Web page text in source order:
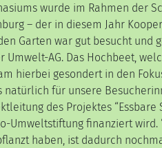
wurde im Rahmen der
– der in diesem Jahr
Garten war gut besucht
AG. Das Hochbeet,
hierbei gesondert in den
natürlich für unsere
des Projektes
Umweltstiftung finanziert wird.
haben, ist dadurch